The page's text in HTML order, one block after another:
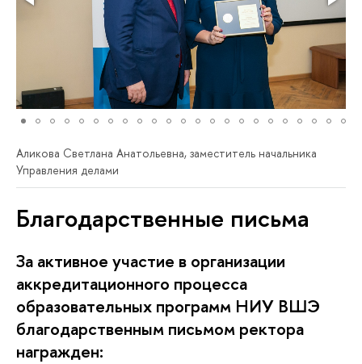
Аликова Светлана Анатольевна, заместитель начальника
Управления делами
Благодарственные письма
За активное участие в организации
аккредитационного процесса
образовательных программ НИУ ВШЭ
благодарственным письмом ректора
награжден: